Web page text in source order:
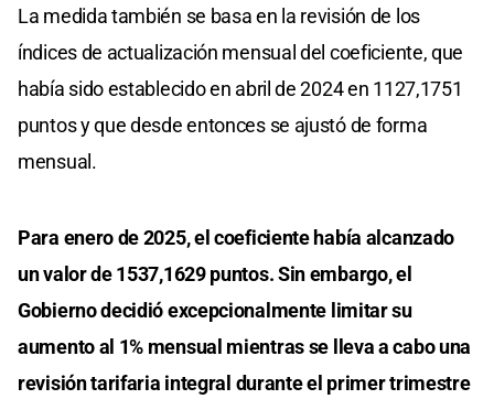
La medida también se basa en la revisión de los
índices de actualización mensual del coeficiente, que
había sido establecido en abril de 2024 en 1127,1751
puntos y que desde entonces se ajustó de forma
mensual.
Para enero de 2025, el coeficiente había alcanzado
un valor de 1537,1629 puntos. Sin embargo, el
Gobierno decidió excepcionalmente limitar su
aumento al 1% mensual mientras se lleva a cabo una
revisión tarifaria integral durante el primer trimestre